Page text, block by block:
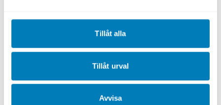
Tillåt alla
Tillåt urval
Avvisa
Behandling av personuppgifiter